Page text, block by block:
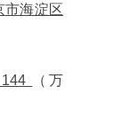
市海淀区
144
（万